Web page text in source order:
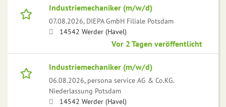
Industriemechaniker (m/w/d)
07.08.2026, DIEPA GmbH Filiale Potsdam
14542 Werder (Havel)
Vor 2 Tagen veröffentlicht
Industriemechaniker (m/w/d)
06.08.2026, persona service AG & Co.KG.
Niederlassung Potsdam
14542 Werder (Havel)